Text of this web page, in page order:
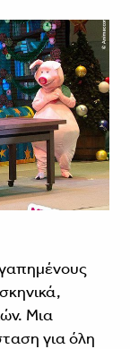
Μια
για όλη